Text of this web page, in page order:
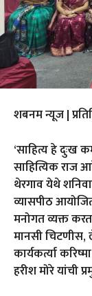
शबनम न्यूज |
‘साहित्य हे दुःख
साहित्यिक राज
थेरगाव येथे
व्यासपीठ
मनोगत व्यक्त
मानसी चिटणीस,
कार्यकर्त्या
हरीश मोरे यांची